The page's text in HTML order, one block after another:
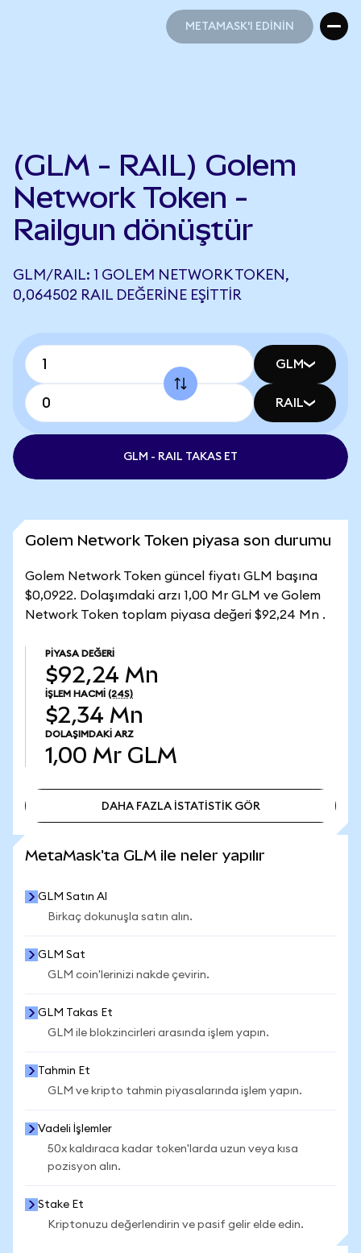
METAMASK'I EDİNİN
(GLM - RAIL) Golem
Network Token -
Railgun dönüştür
GLM/RAIL: 1 GOLEM NETWORK TOKEN,
0,064502 RAIL DEĞERINE EŞITTIR
GLM
RAIL
GLM - RAIL TAKAS ET
Golem Network Token piyasa son durumu
Golem Network Token güncel fiyatı GLM başına
$0,0922. Dolaşımdaki arzı 1,00 Mr GLM ve Golem
Network Token toplam piyasa değeri $92,24 Mn .
PIYASA DEĞERI
$92,24 Mn
İŞLEM HACMI (24S)
$2,34 Mn
DOLAŞIMDAKI ARZ
1,00 Mr GLM
DAHA FAZLA İSTATİSTİK GÖR
MetaMask'ta GLM ile neler yapılır
GLM Satın Al
Birkaç dokunuşla satın alın.
GLM Sat
GLM coin'lerinizi nakde çevirin.
GLM Takas Et
GLM ile blokzincirleri arasında işlem yapın.
Tahmin Et
GLM ve kripto tahmin piyasalarında işlem yapın.
Vadeli İşlemler
50x kaldıraca kadar token'larda uzun veya kısa
pozisyon alın.
Stake Et
Kriptonuzu değerlendirin ve pasif gelir elde edin.